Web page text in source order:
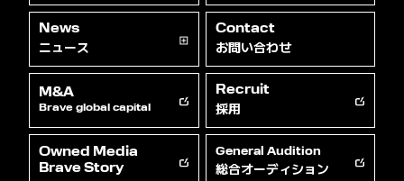
News
ニュース
Contact
お問い合わせ
M&A
Brave global capital
Recruit
採用
Owned Media
Brave Story
General Audition
総合オーディション